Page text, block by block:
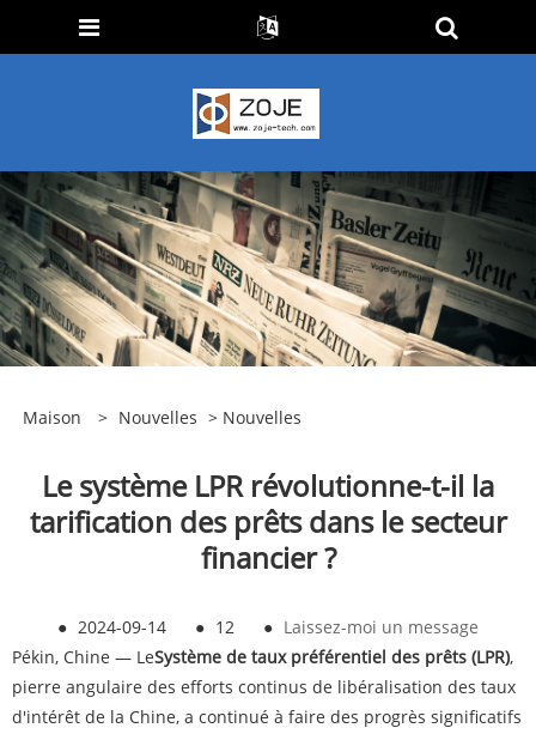
Maison > Nouvelles > Nouvelles
Le système LPR révolutionne-t-il la
tarification des prêts dans le secteur
financier ?
● 2024-09-14 ● 12 ● Laissez-moi un message
Pékin, Chine — LeSystème de taux préférentiel des prêts (LPR),
pierre angulaire des efforts continus de libéralisation des taux
d'intérêt de la Chine, a continué à faire des progrès significatifs